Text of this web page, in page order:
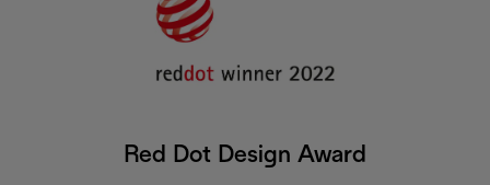
Red Dot Design Award